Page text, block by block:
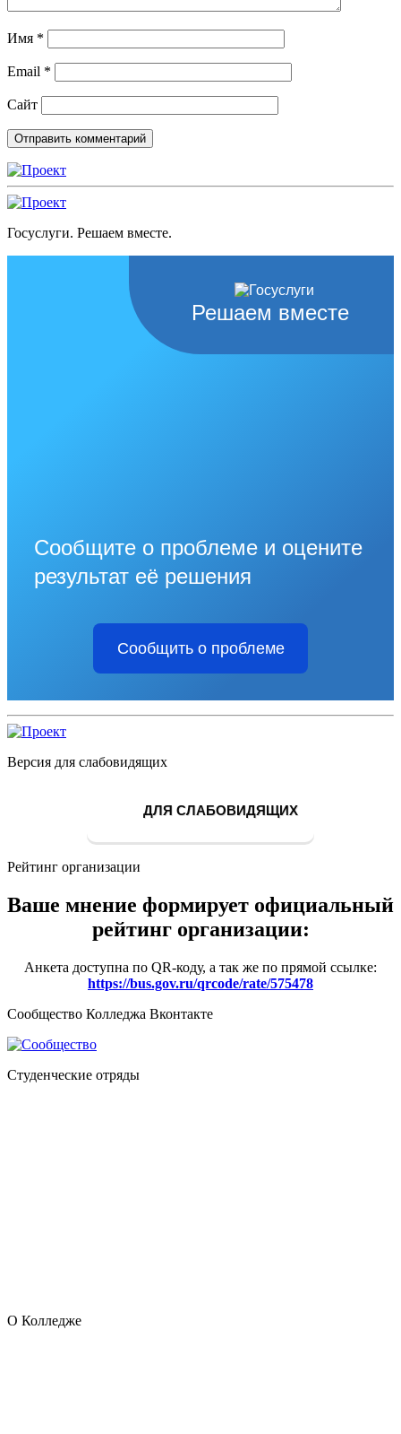
Имя *
Email *
Сайт
Госуслуги. Решаем вместе.
Решаем вместе
Сообщите о проблеме и оцените
результат её решения
Сообщить о проблеме
Версия для слабовидящих
ДЛЯ СЛАБОВИДЯЩИХ
Рейтинг организации
Ваше мнение формирует официальный
рейтинг организации:
Анкета доступна по QR-коду, а так же по прямой ссылке:
https://bus.gov.ru/qrcode/rate/575478
Сообщество Колледжа Вконтакте
Студенческие отряды
О Колледже